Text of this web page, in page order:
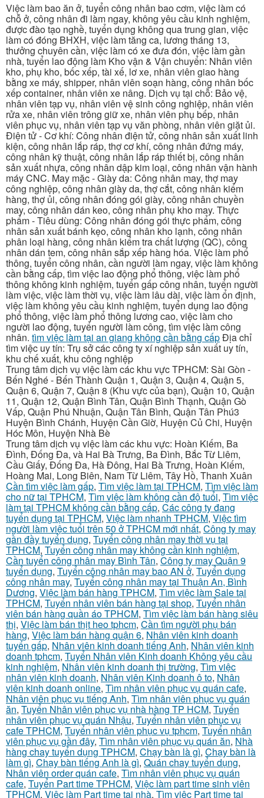
Việc làm bao ăn ở, tuyển công nhân bao cơm, việc làm có
chỗ ở, công nhân đi làm ngay, không yêu cầu kinh nghiệm,
được đào tạo nghề, tuyển dụng không qua trung gian, việc
làm có đóng BHXH, việc làm tăng ca, lương tháng 13,
thưởng chuyên cần, việc làm có xe đưa đón, việc làm gần
nhà, tuyển lao động làm Kho vận & Vận chuyển: Nhân viên
kho, phụ kho, bốc xếp, tài xế, lơ xe, nhân viên giao hàng
bằng xe máy, shipper, nhân viên soạn hàng, công nhân bốc
xếp container, nhân viên xe nâng. Dịch vụ tại chỗ: Bảo vệ,
nhân viên tạp vụ, nhân viên vệ sinh công nghiệp, nhân viên
rửa xe, nhân viên trông giữ xe, nhân viên phụ bếp, nhân
viên phục vụ, nhân viên tạp vụ văn phòng, nhân viên giặt ủi.
Điện tử - Cơ khí: Công nhân điện tử, công nhân sản xuất linh
kiện, công nhân lắp ráp, thợ cơ khí, công nhân đứng máy,
công nhân kỹ thuật, công nhân lắp ráp thiết bị, công nhân
sản xuất nhựa, công nhân dập kim loại, công nhân vận hành
máy CNC. May mặc - Giày da: Công nhân may, thợ may
công nghiệp, công nhân giày da, thợ cắt, công nhân kiểm
hàng, thợ ủi, công nhân đóng gói giày, công nhân chuyền
may, công nhân dán keo, công nhân phụ kho may. Thực
phẩm - Tiêu dùng: Công nhân đóng gói thực phẩm, công
nhân sản xuất bánh kẹo, công nhân kho lạnh, công nhân
phân loại hàng, công nhân kiểm tra chất lượng (QC), công
nhân dán tem, công nhân sắp xếp hàng hóa. Việc làm phổ
thông, tuyển công nhân, cần người làm ngay, việc làm không
cần bằng cấp, tìm việc lao động phổ thông, việc làm phổ
thông không kinh nghiệm, tuyển gấp công nhân, tuyển người
làm việc, việc làm thời vụ, việc làm lâu dài, việc làm ổn định,
việc làm không yêu cầu kinh nghiệm, tuyển dụng lao động
phổ thông, việc làm phổ thông lương cao, việc làm cho
người lao động, tuyển người làm công, tìm việc làm công
nhân. tìm việc làm tại an giang không cần bằng cấpĐịa chỉ
tìm việc uy tín: Trụ sở các công ty xí nghiệp sản xuất uy tín,
khu chế xuất, khu công nghiệp
Trung tâm dịch vụ việc làm các khu vực TPHCM: Sài Gòn -
Bến Nghé - Bến Thành Quận 1, Quận 3, Quận 4, Quận 5,
Quận 6, Quận 7, Quận 8 (Khu vực của bạn), Quận 10, Quận
11, Quận 12, Quận Bình Tân, Quận Bình Thạnh, Quận Gò
Vấp, Quận Phú Nhuận, Quận Tân Bình, Quận Tân Phú3
Huyện Bình Chánh, Huyện Cần Giờ, Huyện Củ Chi, Huyện
Hóc Môn, Huyện Nhà Bè
Trung tâm dịch vụ việc làm các khu vực: Hoàn Kiếm, Ba
Đình, Đống Đa, và Hai Bà Trưng, Ba Đình, Bắc Từ Liêm,
Cầu Giấy, Đống Đa, Hà Đông, Hai Bà Trưng, Hoàn Kiếm,
Hoàng Mai, Long Biên, Nam Từ Liêm, Tây Hồ, Thanh Xuân
Cần tìm việc làm gấp, Tìm việc làm tại TPHCM, Tìm việc làm
cho nữ tại TPHCM, Tìm việc làm không cần độ tuổi, Tìm việc
làm tại TPHCM không cần bằng cấp, Các công ty đang
tuyển dụng tại TPHCM, Việc làm nhanh TPHCM, Việc tìm
người làm việc tuổi trên 50 ở TPHCM mới nhất, Công ty may
gần đầy tuyển dụng, Tuyển công nhân may thời vụ tại
TPHCM, Tuyển công nhân may không cần kinh nghiệm,
Cần tuyển công nhân may Bình Tân, Công ty may Quận 9
tuyển dụng, Tuyển công nhân may bao AN ở, Tuyển dụng
công nhân may, Tuyển công nhân may tại Thuận An, Bình
Dương, Việc làm bán hàng TPHCM, Tìm việc làm Sale tại
TPHCM, Tuyển nhân viên bán hàng tại shop, Tuyển nhân
viên bán hàng quần áo TPHCM, Tìm việc làm bán hàng siêu
thị, Việc làm bán thịt heo tphcm, Cần tìm người phụ bán
hàng, Việc làm bán hàng quận 6, Nhân viên kinh doanh
tuyển gấp, Nhân viên kinh doanh tiếng Anh, Nhân viên kinh
doanh tphcm, Tuyển Nhân viên Kinh doanh Không yêu cầu
kinh nghiệm, Nhân viên kinh doanh thị trường, Tìm việc
nhân viên kinh doanh, Nhân viên Kinh doanh ô to, Nhân
viên kinh doanh online, Tìm nhân viên phục vụ quán cafe,
Nhân viên phục vụ tiếng Anh, Tìm nhân viên phục vụ quán
ăn, Tuyển Nhân viên phục vụ nhà hàng TP HCM, Tuyển
nhân viên phục vụ quán Nhậu, Tuyển nhân viên phục vụ
cafe TPHCM, Tuyển nhân viên phục vụ tphcm, Tuyển nhân
viên phục vụ gần đây, Tìm nhân viên phục vụ quán ăn, Nhà
hàng chay tuyển dụng TPHCM, Chạy bàn là gì, Chạy bàn là
làm gì, Chạy bàn tiếng Anh là gì, Quán chay tuyển dụng,
Nhân viên order quán cafe, Tìm nhân viên phục vụ quán
cafe, Tuyển Part time TPHCM, Việc làm part time sinh viên
TPHCM, Việc làm Part time tại nhà, Tìm việc Part time tại